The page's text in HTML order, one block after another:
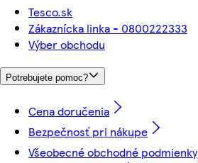
Tesco.sk
Zákaznícka linka - 0800222333
Výber obchodu
Potrebujete pomoc?
Cena doručenia
Bezpečnosť pri nákupe
Všeobecné obchodné podmienky